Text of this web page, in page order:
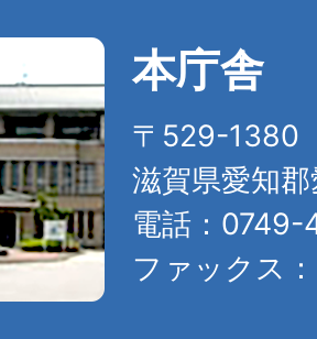
本庁舎
〒529-
滋賀県愛知
電話：0749-
ファックス